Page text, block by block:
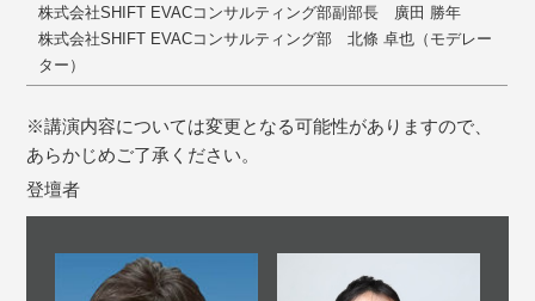
株式会社SHIFT EVACコンサルティング部副部長 廣田 勝年
株式会社SHIFT EVACコンサルティング部 北條 卓也（モデレー
ター）
※講演内容については変更となる可能性がありますので、
あらかじめご了承ください。
登壇者